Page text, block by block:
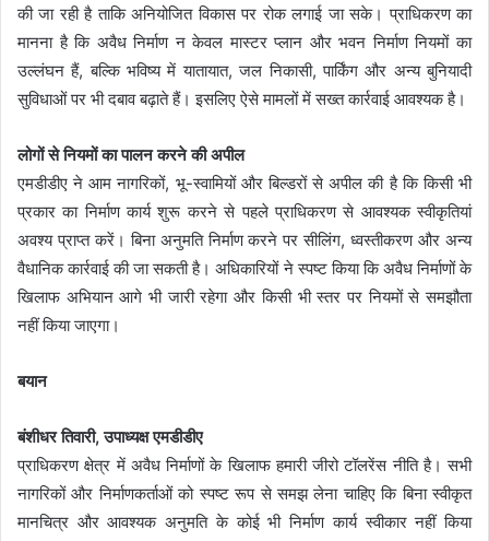
की जा रही है ताकि अनियोजित विकास पर रोक लगाई जा सके। प्राधिकरण का
मानना है कि अवैध निर्माण न केवल मास्टर प्लान और भवन निर्माण नियमों का
उल्लंघन हैं, बल्कि भविष्य में यातायात, जल निकासी, पार्किंग और अन्य बुनियादी
सुविधाओं पर भी दबाव बढ़ाते हैं। इसलिए ऐसे मामलों में सख्त कार्रवाई आवश्यक है।
लोगों से नियमों का पालन करने की अपील
एमडीडीए ने आम नागरिकों, भू-स्वामियों और बिल्डरों से अपील की है कि किसी भी
प्रकार का निर्माण कार्य शुरू करने से पहले प्राधिकरण से आवश्यक स्वीकृतियां
अवश्य प्राप्त करें। बिना अनुमति निर्माण करने पर सीलिंग, ध्वस्तीकरण और अन्य
वैधानिक कार्रवाई की जा सकती है। अधिकारियों ने स्पष्ट किया कि अवैध निर्माणों के
खिलाफ अभियान आगे भी जारी रहेगा और किसी भी स्तर पर नियमों से समझौता
नहीं किया जाएगा।
बयान
बंशीधर तिवारी, उपाध्यक्ष एमडीडीए
प्राधिकरण क्षेत्र में अवैध निर्माणों के खिलाफ हमारी जीरो टॉलरेंस नीति है। सभी
नागरिकों और निर्माणकर्ताओं को स्पष्ट रूप से समझ लेना चाहिए कि बिना स्वीकृत
मानचित्र और आवश्यक अनुमति के कोई भी निर्माण कार्य स्वीकार नहीं किया